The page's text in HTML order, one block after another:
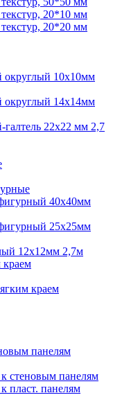
20*10 мм
20*20 мм
округлый 10х10мм
округлый 14х14мм
22х22 мм 2,7
40х40мм
25х25мм
12х12мм 2,7м
краем
панелям
стеновым панелям
пласт. панелям